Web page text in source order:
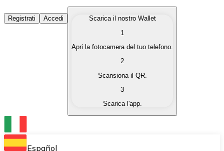
Acquista Criptovalute
Acquista le criptovalute che ti interessano in modo
Converti le tue criptovalute in valuta fiat quando ne
Scambia una criptovaluta con un'altra
Conserva le tue cripto in un Wallet self-custodial.
Registrati Accedi
Scarica il nostro Wallet
1
Apri la fotocamera del tuo telefono.
2
Scansiona il QR.
3
Scarica l'app.
Español